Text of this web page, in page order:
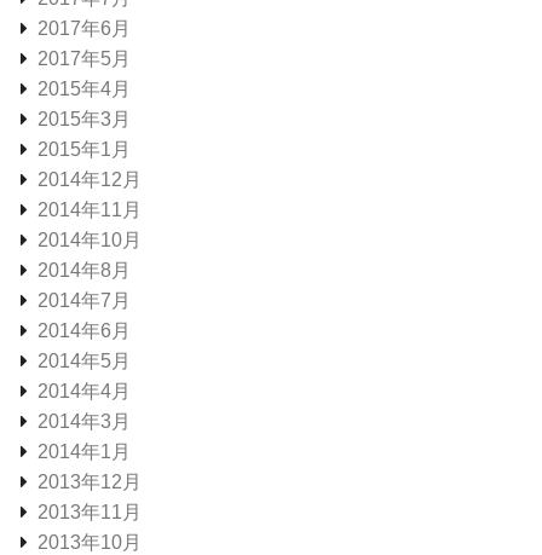
2017年6月
2017年5月
2015年4月
2015年3月
2015年1月
2014年12月
2014年11月
2014年10月
2014年8月
2014年7月
2014年6月
2014年5月
2014年4月
2014年3月
2014年1月
2013年12月
2013年11月
2013年10月